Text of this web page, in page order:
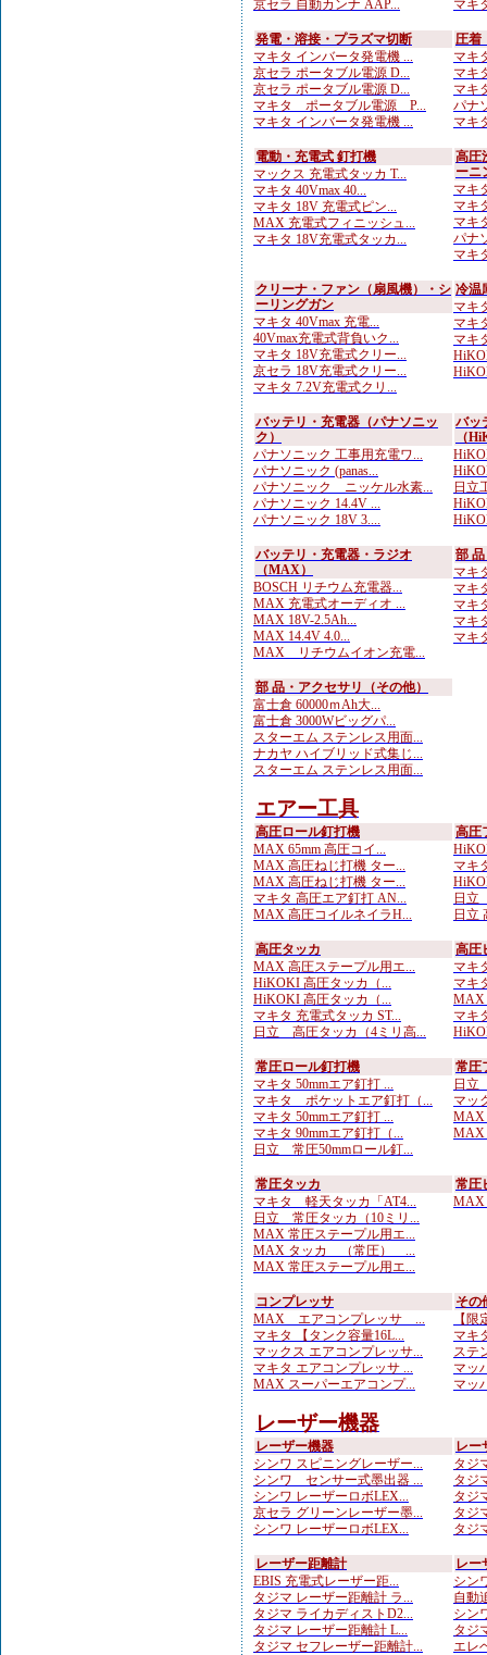
京セラ 自動カンナ AAP... マキ
発電・溶接・プラズマ切断
マキタ インバータ発電機 ...
京セラ ポータブル電源 D...
京セラ ポータブル電源 D...
マキタ ポータブル電源 P...
マキタ インバータ発電機 ...
圧着
マキ
マキ
マキ
パナ
マキ
電動・充電式 釘打機
マックス 充電式タッカ T...
マキタ 40Vmax 40...
マキタ 18V 充電式ピン...
MAX 充電式フィニッシュ...
マキタ 18V充電式タッカ...
高圧
ーニ
マキ
マキ
マキ
パナ
マキ
クリーナ・ファン（扇風機）・シ
ーリングガン
マキタ 40Vmax 充電...
40Vmax充電式背負いク...
マキタ 18V充電式クリー...
京セラ 18V充電式クリー...
マキタ 7.2V充電式クリ...
冷温
マキ
マキ
マキ
バッテリ・充電器（パナソニッ
ク）
パナソニック 工事用充電ワ...
パナソニック (panas...
パナソニック ニッケル水素...
パナソニック 14.4V ...
パナソニック 18V 3....
バッ
（
日立
バッテリ・充電器・ラジオ
（MAX）
BOSCH リチウム充電器...
MAX 充電式オーディオ ...
MAX 18V-2.5Ah...
MAX 14.4V 4.0...
MAX リチウムイオン充電...
部
マキ
マキ
マキ
マキ
マキ
部 品・アクセサリ（その他）
富士倉 60000ｍAh大...
富士倉 3000Wビッグパ...
スターエム ステンレス用面...
ナカヤ ハイブリッド式集じ...
スターエム ステンレス用面...
エアー工具
高圧ロール釘打機
MAX 65mm 高圧コイ...
MAX 高圧ねじ打機 ター...
MAX 高圧ねじ打機 ター...
マキタ 高圧エア釘打 AN...
MAX 高圧コイルネイラH...
高圧
マキ
日立
日立
高圧タッカ
MAX 高圧ステープル用エ...
HiKOKI 高圧タッカ（...
HiKOKI 高圧タッカ（...
マキタ 充電式タッカ ST...
日立 高圧タッカ（4ミリ高...
高圧
マキ
マキ
MAX
マキ
常圧ロール釘打機
マキタ 50mmエア釘打 ...
マキタ ポケットエア釘打（...
マキタ 50mmエア釘打 ...
マキタ 90mmエア釘打（...
日立 常圧50mmロール釘...
常圧
日立
マッ
MAX
MAX
常圧タッカ
マキタ 軽天タッカ「AT4...
日立 常圧タッカ（10ミリ...
MAX 常圧ステープル用エ...
MAX タッカ （常圧） ...
MAX 常圧ステープル用エ...
常圧
MAX
コンプレッサ
MAX エアコンプレッサ ...
マキタ 【タンク容量16L...
マックス エアコンプレッサ...
マキタ エアコンプレッサ ...
MAX スーパーエアコンプ...
その
【
マキ
ステ
マッ
マッ
レーザー機器
レーザー機器
シンワ スピニングレーザー...
シンワ センサー式墨出器 ...
シンワ レーザーロボLEX...
京セラ グリーンレーザー墨...
シンワ レーザーロボLEX...
レー
タジ
タジ
タジ
タジ
タジ
レーザー距離計
EBIS 充電式レーザー距...
タジマ レーザー距離計 ラ...
タジマ ライカディストD2...
タジマ レーザー距離計 L...
タジマ セフレーザー距離計...
レー
シン
自動
シン
タジ
エレ